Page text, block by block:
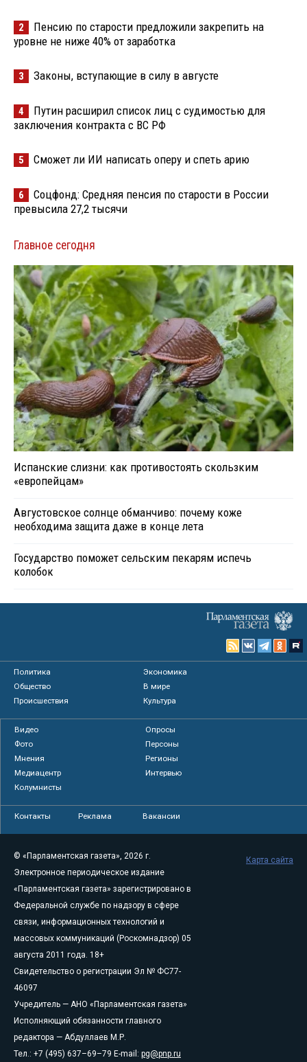
2
Пенсию по старости предложили закрепить на
уровне не ниже 40% от заработка
3 Законы, вступающие в силу в августе
4
Путин расширил список лиц с судимостью для
заключения контракта с ВС РФ
5 Сможет ли ИИ написать оперу и спеть арию
6
Соцфонд: Средняя пенсия по старости в России
превысила 27,2 тысячи
Главное сегодня
Испанские слизни: как противостоять скользким
«европейцам»
Августовское солнце обманчиво: почему коже
необходима защита даже в конце лета
Государство поможет сельским пекарям испечь
колобок
Политика
Экономика
Общество
В мире
Происшествия
Культура
Видео
Опросы
Фото
Персоны
Мнения
Регионы
Медиацентр
Интервью
Колумнисты
Контакты Реклама Вакансии
© «Парламентская газета», 2026 г.
Электронное периодическое издание
«Парламентская газета» зарегистрировано в
Федеральной службе по надзору в сфере
связи, информационных технологий и
массовых коммуникаций (Роскомнадзор) 05
августа 2011 года. 18+
Свидетельство о регистрации Эл № ФС77-
46097
Учредитель — АНО «Парламентская газета»
Исполняющий обязанности главного
редактора — Абдуллаев М.Р.
Тел.: +7 (495) 637–69–79 E-mail: pg@pnp.ru
Карта сайта